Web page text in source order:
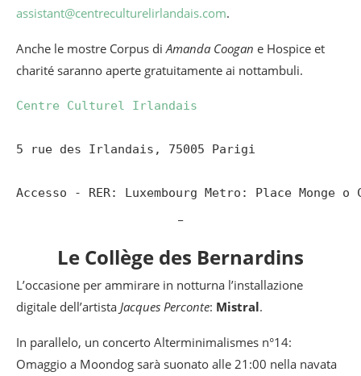
assistant@centreculturelirlandais.com.
Anche le mostre Corpus di Amanda Coogan e Hospice et
charité saranno aperte gratuitamente ai nottambuli.
Centre Culturel Irlandais
5 rue des Irlandais, 75005 Parigi
Accesso - RER: Luxembourg Metro: Place Monge o
Le Collège des Bernardins
L’occasione per ammirare in notturna l’installazione
digitale dell’artista Jacques Perconte: Mistral.
In parallelo, un concerto Alterminimalismes n°14:
Omaggio a Moondog sarà suonato alle 21:00 nella navata